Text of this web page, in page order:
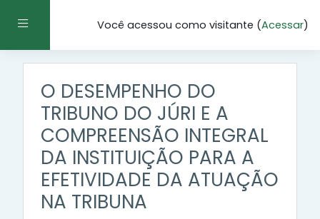
Painel lateral Você acessou como visitante (Acessar)
O DESEMPENHO DO
TRIBUNO DO JÚRI E A
COMPREENSÃO INTEGRAL
DA INSTITUIÇÃO PARA A
EFETIVIDADE DA ATUAÇÃO
NA TRIBUNA